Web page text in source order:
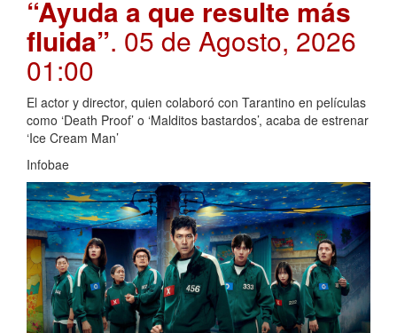
“Ayuda a que resulte más
fluida”. 05 de Agosto, 2026
01:00
El actor y director, quien colaboró con Tarantino en películas
como ‘Death Proof’ o ‘Malditos bastardos’, acaba de estrenar
‘Ice Cream Man’
Infobae